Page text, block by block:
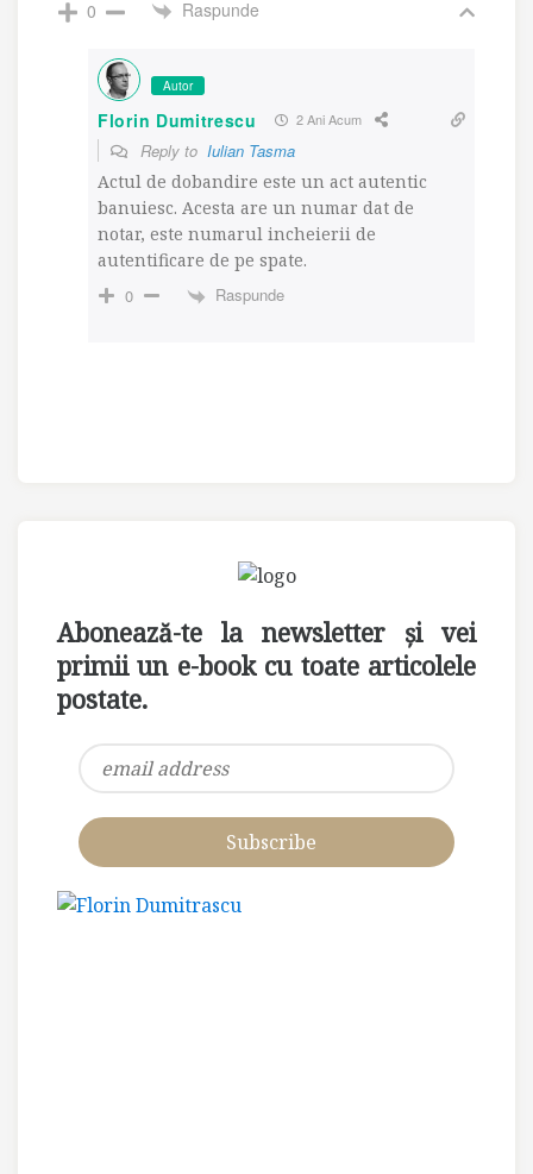
0 Raspunde
Autor
Florin Dumitrescu 2 Ani Acum
Reply to Iulian Tasma
Actul de dobandire este un act autentic
banuiesc. Acesta are un numar dat de
notar, este numarul incheierii de
autentificare de pe spate.
0
Raspunde
Abonează-te la newsletter și vei
primii un e-book cu toate articolele
postate.